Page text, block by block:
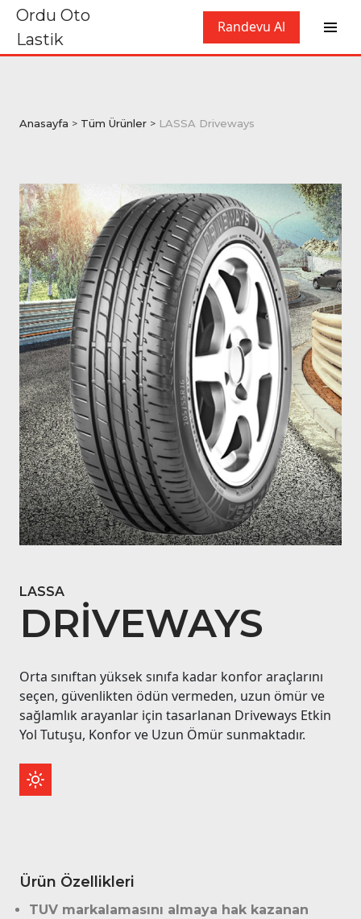
Ordu Oto
Lastik
Randevu Al
Anasayfa > Tüm Ürünler > LASSA Driveways
LASSA
DRIVEWAYS
Orta sınıftan yüksek sınıfa kadar konfor araçlarını
seçen, güvenlikten ödün vermeden, uzun ömür ve
sağlamlık arayanlar için tasarlanan Driveways Etkin
Yol Tutuşu, Konfor ve Uzun Ömür sunmaktadır.
Ürün Özellikleri
TUV markalamasını almaya hak kazanan